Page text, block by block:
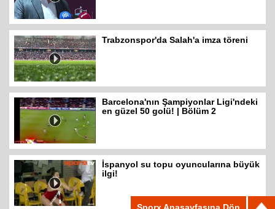
Trabzonspor'da Salah'a imza töreni
Barcelona'nın Şampiyonlar Ligi'ndeki
en güzel 50 golü! | Bölüm 2
İspanyol su topu oyuncularına büyük
ilgi!